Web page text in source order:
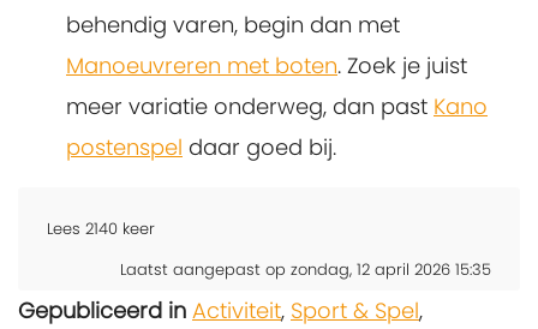
behendig varen, begin dan met
Manoeuvreren met boten. Zoek je juist
meer variatie onderweg, dan past Kano
postenspel daar goed bij.
Lees 2140 keer
Laatst aangepast op zondag, 12 april 2026 15:35
Gepubliceerd in Activiteit, Sport & Spel,